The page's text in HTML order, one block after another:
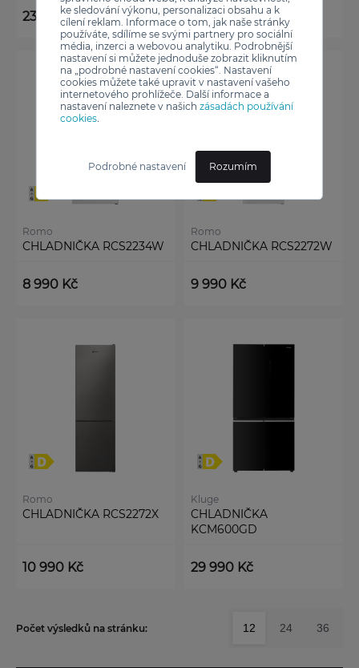
ke sledování výkonu, personalizaci obsahu a k
cílení reklam. Informace o tom, jak naše stránky
používáte, sdílíme se svými partnery pro sociální
média, inzerci a webovou analytiku. Podrobnější
nastavení si můžete jednoduše zobrazit kliknutím
na „podrobné nastavení cookies“. Nastavení
cookies můžete také upravit v nastavení vašeho
internetového prohlížeče. Další informace a
nastavení naleznete v našich zásadách používání
cookies.
Podrobné nastavení Rozumím
23 990 Kč 17 990 Kč
Romo
CHLADNIČKA RCS2234W
8 990 Kč
Romo
CHLADNIČKA RCS2272W
9 990 Kč
Romo
CHLADNIČKA RCS2272X
10 990 Kč
Kluge
CHLADNIČKA
KCM600GD
29 990 Kč
Počet výsledků na stránku: 12 24 36